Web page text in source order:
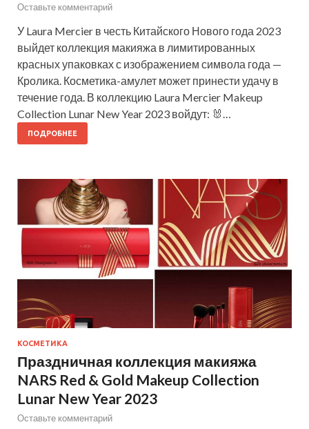
Оставьте комментарий
У Laura Mercier в честь Китайского Нового года 2023
выйдет коллекция макияжа в лимитированных
красных упаковках с изображением символа года —
Кролика. Косметика-амулет может принести удачу в
течение года. В коллекцию Laura Mercier Makeup
Collection Lunar New Year 2023 войдут: 🐰…
ПОДРОБНЕЕ
КОСМЕТИКА
Праздничная коллекция макияжа
NARS Red & Gold Makeup Collection
Lunar New Year 2023
Оставьте комментарий